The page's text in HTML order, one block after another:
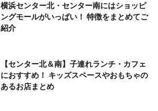
横浜センター北・センター南にはショッピ
ングモールがいっぱい！ 特徴をまとめてご
紹介
【センター北＆南】子連れランチ・カフェ
におすすめ！ キッズスペースやおもちゃの
あるお店まとめ